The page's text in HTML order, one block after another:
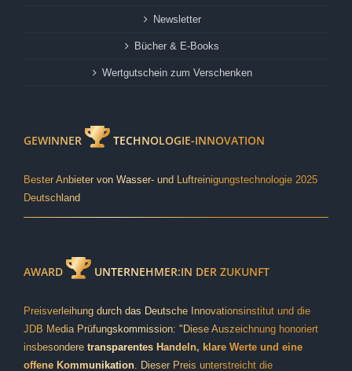
Newsletter
Bücher & E-Books
Wertgutschein zum Verschenken
GEWINNER TECHNOLOGIE-INNOVATION
Bester Anbieter von Wasser- und Luftreinigungstechnologie 2025
Deutschland
AWARD UNTERNEHMER:IN DER ZUKUNFT
Preisverleihung durch das Deutsche Innovationsinstitut und die
JDB Media Prüfungskommission: "Diese Auszeichnung honoriert
insbesondere transparentes Handeln, klare Werte und eine
offene Kommunikation. Dieser Preis unterstreicht die